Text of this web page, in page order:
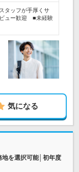
タッフが手厚くサ
ュー歓迎 ■未経験
気になる
地を選択可能│初年度